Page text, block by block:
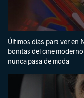
Últimos días para ver en
bonitas del cine
nunca pasa de moda